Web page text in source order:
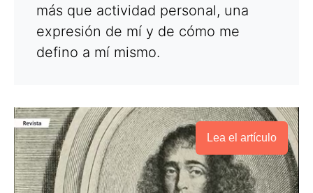
más que actividad personal, una
expresión de mí y de cómo me
defino a mí mismo.
Lea el artículo